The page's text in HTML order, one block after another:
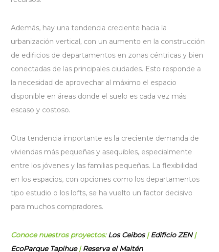
Además, hay una tendencia creciente hacia la
urbanización vertical, con un aumento en la construcción
de edificios de departamentos en zonas céntricas y bien
conectadas de las principales ciudades. Esto responde a
la necesidad de aprovechar al máximo el espacio
disponible en áreas donde el suelo es cada vez más
escaso y costoso.
Otra tendencia importante es la creciente demanda de
viviendas más pequeñas y asequibles, especialmente
entre los jóvenes y las familias pequeñas. La flexibilidad
en los espacios, con opciones como los departamentos
tipo estudio o los lofts, se ha vuelto un factor decisivo
para muchos compradores.
Conoce nuestros proyectos:Los Ceibos|Edificio ZEN|
EcoParque Tapihue|Reserva el Maitén